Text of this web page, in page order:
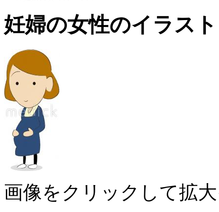
妊婦の女性のイラスト
画像をクリックして拡